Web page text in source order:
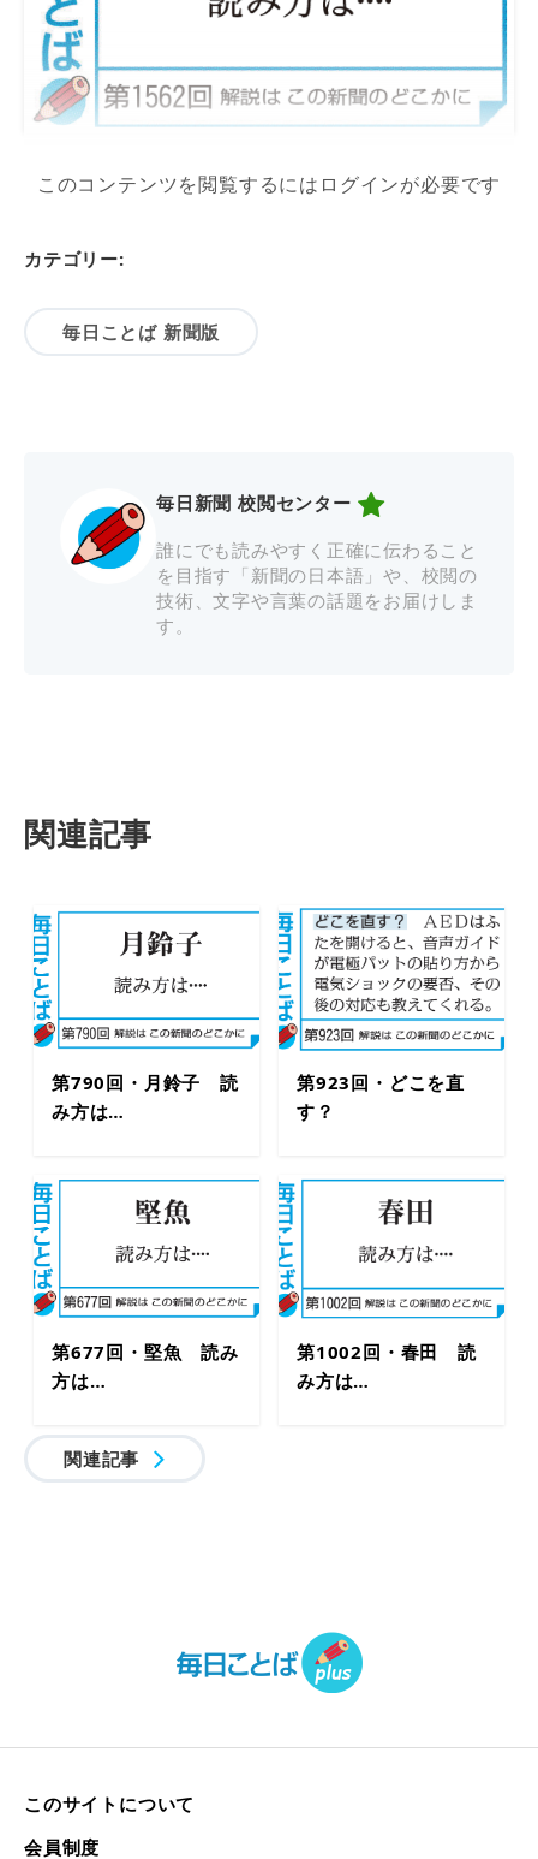
このコンテンツを閲覧するにはログインが必要です
カテゴリー:
毎日ことば 新聞版
毎日新聞 校閲センター
誰にでも読みやすく正確に伝わること
を目指す「新聞の日本語」や、校閲の
技術、文字や言葉の話題をお届けしま
す。
関連記事
第790回・月鈴子 読
み方は…
第923回・どこを直
す？
第677回・堅魚 読み
方は…
第1002回・春田 読
み方は…
関連記事
このサイトについて
会員制度